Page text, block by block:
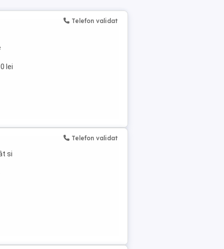
lei
Telefon validat
si
Telefon validat